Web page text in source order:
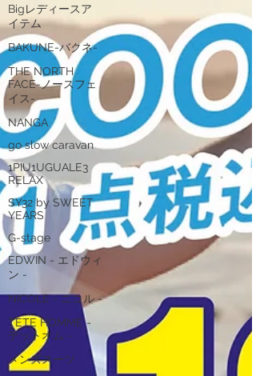
Bigレディースア
イテム
BAKUNE-バクネ-
THE NORTH
FACE-ノースフェ
イス-
NANGA
go slow caravan
1PIU1UGUALE3
RELAX
SY32 by SWEET
YEARS
G-stage
EDWIN - エドウィ
ン -
NICOLE - ニコル -
TETE HOMME -
テットオム -
メンズスーツ